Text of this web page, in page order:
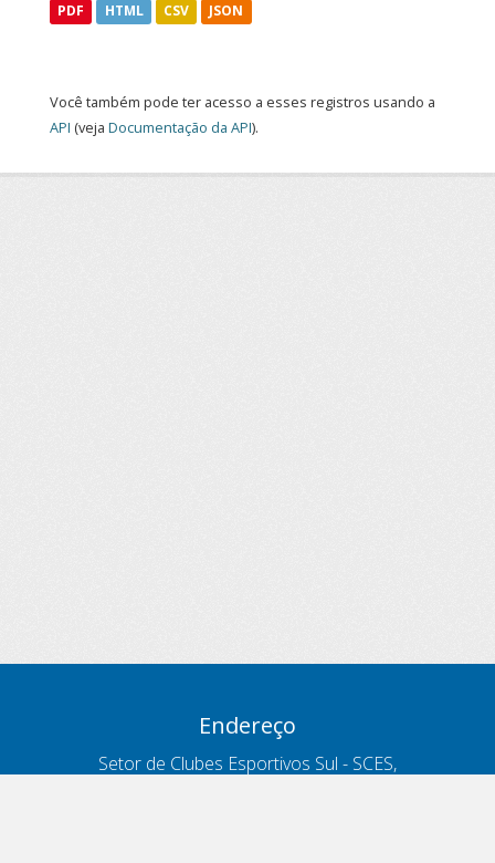
PDF HTML CSV JSON
Você também pode ter acesso a esses registros usando a
API (veja Documentação da API).
Endereço
Setor de Clubes Esportivos Sul - SCES,